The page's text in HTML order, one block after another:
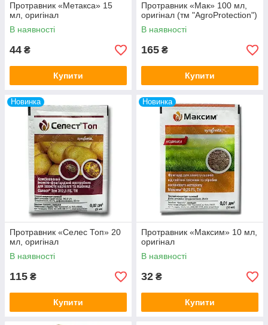
Протравник «Метакса» 15
мл, оригінал
В наявності
44 ₴
Купити
Протравник «Мак» 100 мл,
оригінал (тм "AgroProtection")
В наявності
165 ₴
Купити
Новинка
Протравник «Селес Топ» 20
мл, оригінал
В наявності
115 ₴
Купити
Новинка
Протравник «Максим» 10 мл,
оригінал
В наявності
32 ₴
Купити